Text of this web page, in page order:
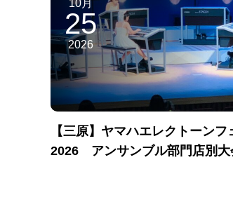
10月
25
2026
【三原】ヤマハエレクトーン
2026 アンサンブル部門店別大